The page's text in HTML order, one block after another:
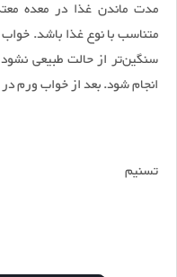
مدت ماندن غذا در معده
متناسب با نوع غذا باشد.
سنگین‌تر از حالت طبیعی
انجام شود. بعد از خواب ورم
تسنیم